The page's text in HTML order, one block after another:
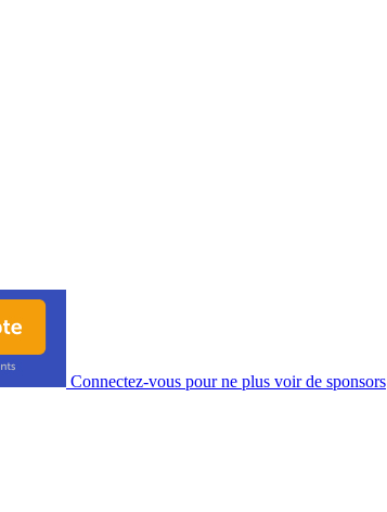
Connectez-vous pour ne plus voir de sponsors